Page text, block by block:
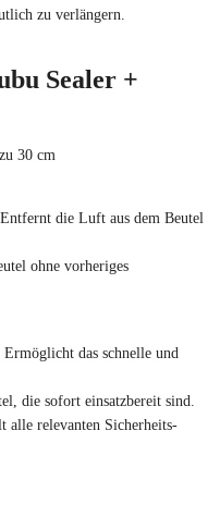
zu verlängern.
Sealer +
30 cm
die Luft aus dem Beutel
ohne vorheriges
Ermöglicht das schnelle und
die sofort einsatzbereit sind.
relevanten Sicherheits-